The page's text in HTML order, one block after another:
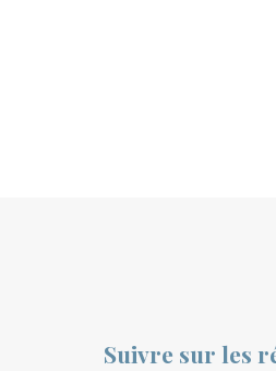
Suivre sur les